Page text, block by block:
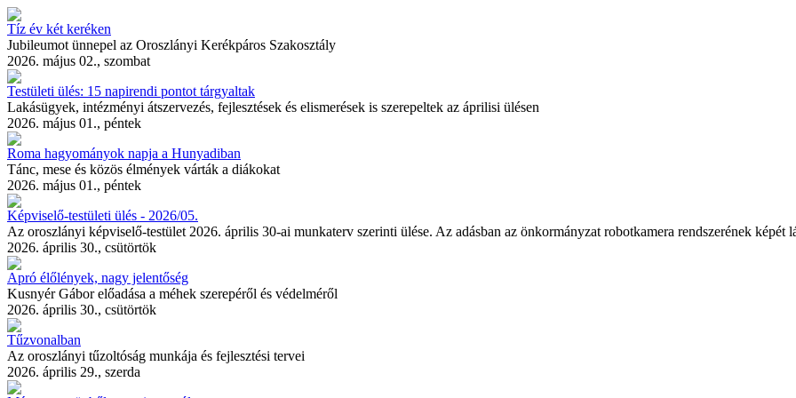
Tíz év két keréken
Jubileumot ünnepel az Oroszlányi Kerékpáros Szakosztály
2026. május 02., szombat
Testületi ülés: 15 napirendi pontot tárgyaltak
Lakásügyek, intézményi átszervezés, fejlesztések és elismerések is szerepeltek az áprilisi ülésen
2026. május 01., péntek
Roma hagyományok napja a Hunyadiban
Tánc, mese és közös élmények várták a diákokat
2026. május 01., péntek
Képviselő-testületi ülés - 2026/05.
Az oroszlányi képviselő-testület 2026. április 30-ai munkaterv szerinti ülése. Az adásban az önkormányzat robotkamera rendszerének képét
2026. április 30., csütörtök
Apró élőlények, nagy jelentőség
Kusnyér Gábor előadása a méhek szerepéről és védelméről
2026. április 30., csütörtök
Tűzvonalban
Az oroszlányi tűzoltóság munkája és fejlesztési tervei
2026. április 29., szerda